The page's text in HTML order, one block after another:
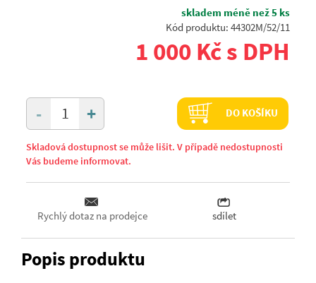
skladem méně než 5 ks
Kód produktu: 44302M/52/11
1 000 Kč s DPH
+
- DO KOŠÍKU
Skladová dostupnost se může lišit. V případě nedostupnosti
Vás budeme informovat.
Rychlý dotaz na prodejce sdílet
Popis produktu